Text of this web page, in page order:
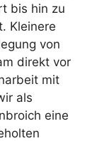
bis hin zu
Kleinere
von
direkt vor
mit
als
eine